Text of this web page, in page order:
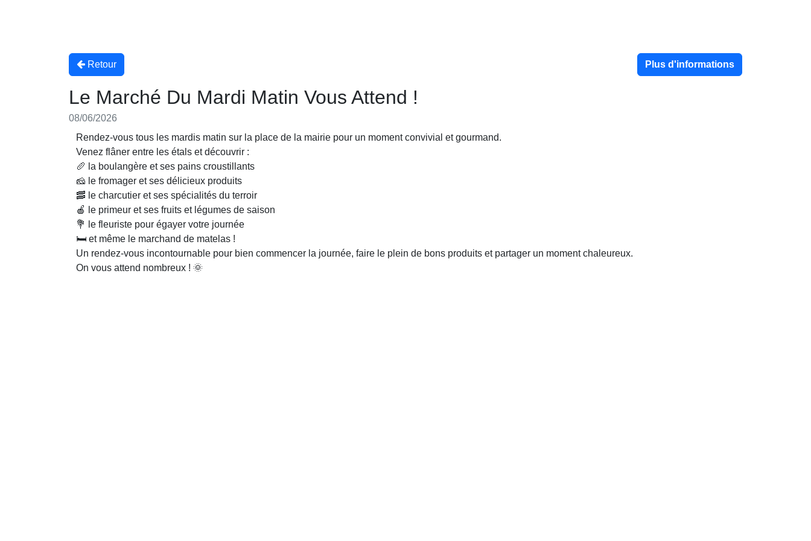
Retour Plus d'informations
Le Marché Du Mardi Matin Vous Attend !
08/06/2026
Rendez-vous tous les mardis matin sur la place de la mairie pour un moment convivial et gourmand.
Venez flâner entre les étals et découvrir :
🥖 la boulangère et ses pains croustillants
🧀 le fromager et ses délicieux produits
🥓 le charcutier et ses spécialités du terroir
🍎 le primeur et ses fruits et légumes de saison
💐 le fleuriste pour égayer votre journée
🛏️ et même le marchand de matelas !
Un rendez-vous incontournable pour bien commencer la journée, faire le plein de bons produits et partager un moment chaleureux.
On vous attend nombreux ! 🌞